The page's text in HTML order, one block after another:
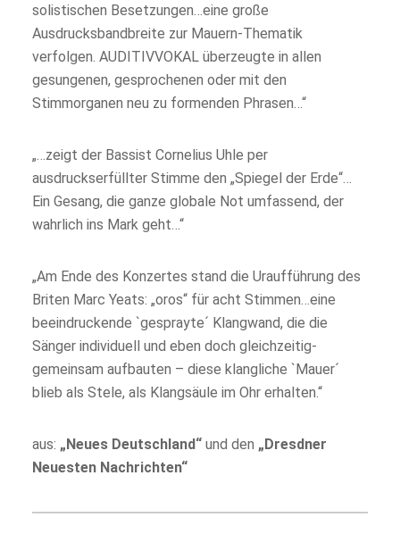
solistischen Besetzungen…eine große
Ausdrucksbandbreite zur Mauern-Thematik
verfolgen. AUDITIVVOKAL überzeugte in allen
gesungenen, gesprochenen oder mit den
Stimmorganen neu zu formenden Phrasen…“
„…zeigt der Bassist Cornelius Uhle per
ausdruckserfüllter Stimme den „Spiegel der Erde“…
Ein Gesang, die ganze globale Not umfassend, der
wahrlich ins Mark geht…“
„Am Ende des Konzertes stand die Uraufführung des
Briten Marc Yeats: „oros“ für acht Stimmen…eine
beeindruckende `gesprayte´ Klangwand, die die
Sänger individuell und eben doch gleichzeitig-
gemeinsam aufbauten – diese klangliche `Mauer´
blieb als Stele, als Klangsäule im Ohr erhalten.“
aus: „Neues Deutschland“ und den „Dresdner
Neuesten Nachrichten“